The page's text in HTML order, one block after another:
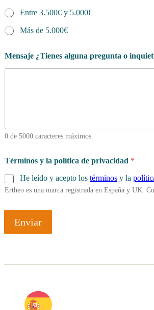
Entre 3.500€ y 5.000€
Más de 5.000€
Mensaje ¿Tienes alguna pregunta o
0 de 5000 caracteres máximos.
Términos y la política de privacidad *
He leído y acepto los términos y la
Ertheo es una marca registrada en España y UK.
Enviar